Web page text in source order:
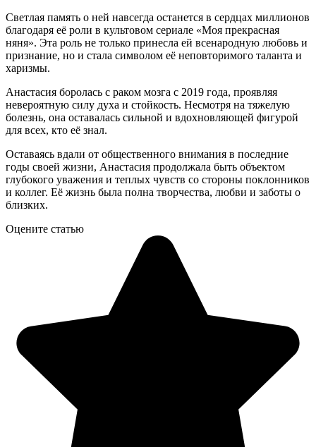
Светлая память о ней навсегда останется в сердцах миллионов
благодаря её роли в культовом сериале «Моя прекрасная
няня». Эта роль не только принесла ей всенародную любовь и
признание, но и стала символом её неповторимого таланта и
харизмы.
Анастасия боролась с раком мозга с 2019 года, проявляя
невероятную силу духа и стойкость. Несмотря на тяжелую
болезнь, она оставалась сильной и вдохновляющей фигурой
для всех, кто её знал.
Оставаясь вдали от общественного внимания в последние
годы своей жизни, Анастасия продолжала быть объектом
глубокого уважения и теплых чувств со стороны поклонников
и коллег. Её жизнь была полна творчества, любви и заботы о
близких.
Оцените статью